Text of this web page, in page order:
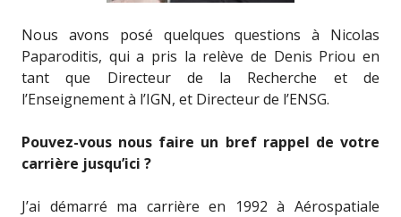
Nous avons posé quelques questions à Nicolas
Paparoditis, qui a pris la relève de Denis Priou en
tant que Directeur de la Recherche et de
l’Enseignement à l’IGN, et Directeur de l’ENSG.
Pouvez-vous nous faire un bref rappel de votre
carrière jusqu’ici ?
J’ai démarré ma carrière en 1992 à Aérospatiale